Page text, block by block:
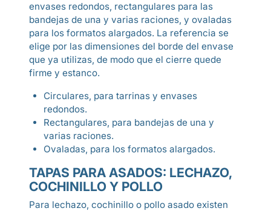
envases redondos, rectangulares para las
bandejas de una y varias raciones, y ovaladas
para los formatos alargados. La referencia se
elige por las dimensiones del borde del envase
que ya utilizas, de modo que el cierre quede
firme y estanco.
Circulares, para tarrinas y envases
redondos.
Rectangulares, para bandejas de una y
varias raciones.
Ovaladas, para los formatos alargados.
TAPAS PARA ASADOS: LECHAZO,
COCHINILLO Y POLLO
Para lechazo, cochinillo o pollo asado existen